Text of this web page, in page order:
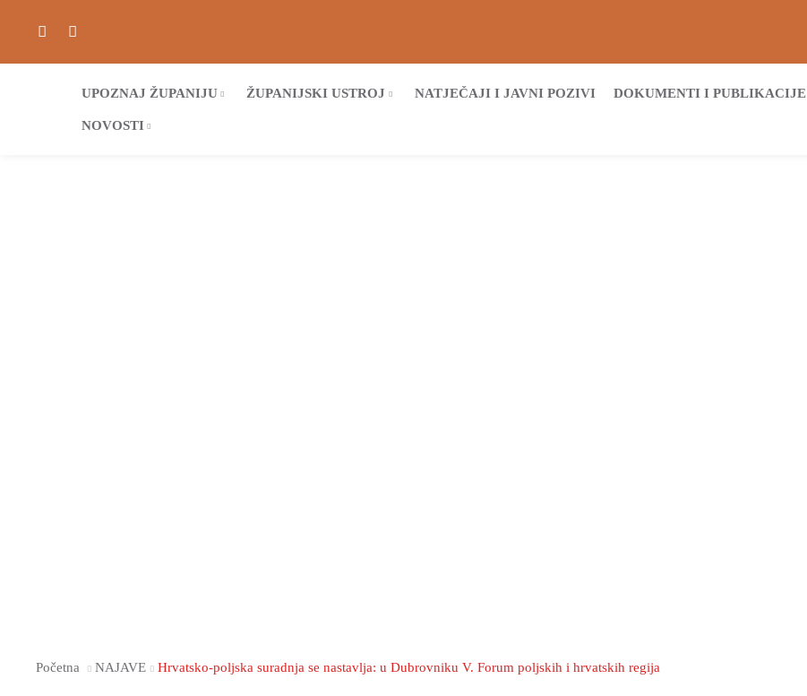
UPOZNAJ ŽUPANIJU ŽUPANIJSKI USTROJ NATJEČAJI I JAVNI POZIVI DOKUMENTI I PUBLIKACIJE
NOVOSTI
Početna NAJAVE Hrvatsko-poljska suradnja se nastavlja: u Dubrovniku V. Forum poljskih i hrvatskih regija